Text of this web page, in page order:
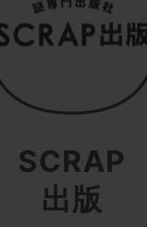
SCRAP
出版